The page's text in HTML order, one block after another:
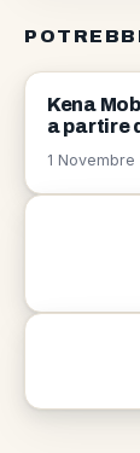
Kena
a partire
1